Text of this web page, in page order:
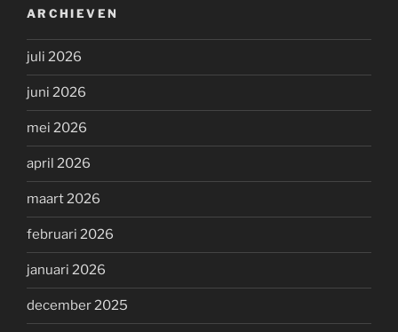
ARCHIEVEN
juli 2026
juni 2026
mei 2026
april 2026
maart 2026
februari 2026
januari 2026
december 2025